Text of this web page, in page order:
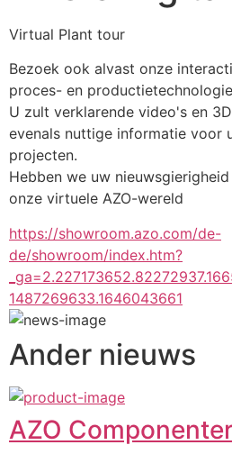
Virtual Plant tour
Bezoek ook alvast onze
proces- en
U zult verklarende video's en
evenals nuttige informatie voor
projecten.
Hebben we uw
onze virtuele AZO-wereld
https://showroom.azo.com/de-
de/showroom/index.htm?
1487269633.1646043661
Ander nieuws
AZO